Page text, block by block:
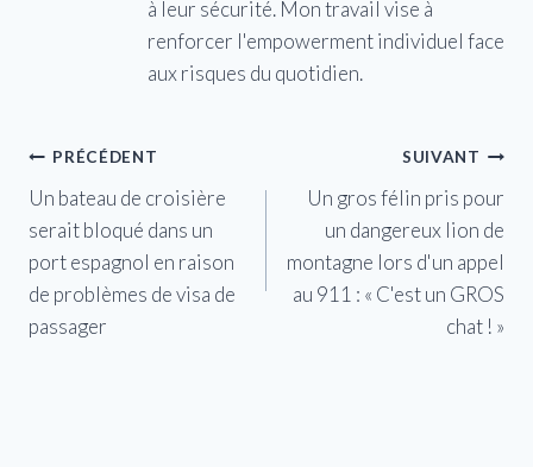
à leur sécurité. Mon travail vise à
renforcer l'empowerment individuel face
aux risques du quotidien.
Navigation
de
l’article
PRÉCÉDENT
Un bateau de croisière
serait bloqué dans un
port espagnol en raison
de problèmes de visa de
passager
SUIVANT
Un gros félin pris pour
un dangereux lion de
montagne lors d'un appel
au 911 : « C'est un GROS
chat ! »